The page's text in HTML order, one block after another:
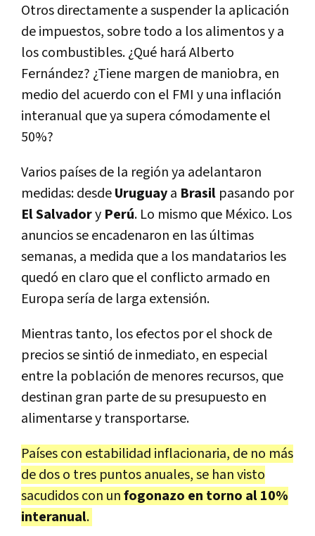
Otros directamente a suspender la aplicación
de impuestos, sobre todo a los alimentos y a
los combustibles. ¿Qué hará Alberto
Fernández? ¿Tiene margen de maniobra, en
medio del acuerdo con el FMI y una inflación
interanual que ya supera cómodamente el
50%?
Varios países de la región ya adelantaron
medidas: desdeUruguaya Brasil pasando por
El Salvadory Perú. Lo mismo que México. Los
anuncios se encadenaron en las últimas
semanas, a medida que a los mandatarios les
quedó en claro que el conflicto armado en
Europa sería de larga extensión.
Mientras tanto, los efectos por el shock de
precios se sintió de inmediato, en especial
entre la población de menores recursos, que
destinan gran parte de su presupuesto en
alimentarse y transportarse.
Países con estabilidad inflacionaria, de no más
de dos o tres puntos anuales, se han visto
sacudidos con unfogonazo en torno al 10%
interanual.